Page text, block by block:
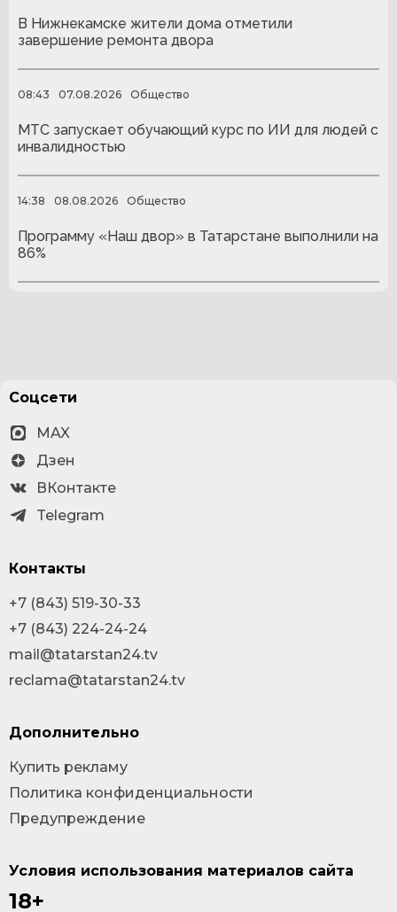
В Нижнекамске жители дома отметили
завершение ремонта двора
08:43 07.08.2026 Общество
МТС запускает обучающий курс по ИИ для людей с
инвалидностью
14:38 08.08.2026 Общество
Программу «Наш двор» в Татарстане выполнили на
86%
Условия использования материалов сайта
18+
Соцсети
MAX
Дзен
ВКонтакте
Telegram
Контакты
+7 (843) 519-30-33
+7 (843) 224-24-24
mail@tatarstan24.tv
reclama@tatarstan24.tv
Дополнительно
Купить рекламу
Политика конфиденциальности
Предупреждение